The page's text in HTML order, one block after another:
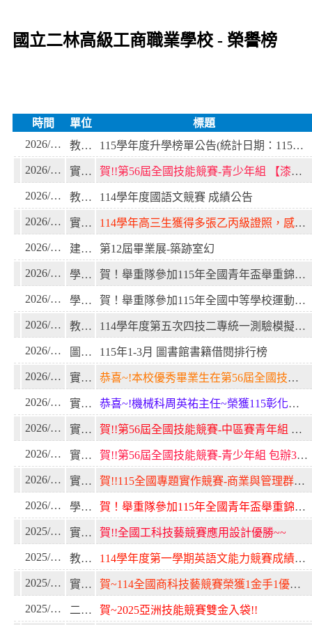
國立二林高級工商職業學校 - 榮譽榜
時間 單位
標題
2026/08/06
教務處 115學年度升學榜單公告(統計日期：115年8月6日)
2026/08/06 實習處 賀!!第56屆全國技能競賽-青少年組 【漆作裝潢】獲金銅雙牌!
2026/06/15 教務處 114學年度國語文競賽 成績公告
2026/05/25 實習處 114學年高三生獲得多張乙丙級證照，感謝昆桐科技給予孩子鼓勵與支持！
2026/05/11 建築科 第12屆畢業展-築跡室幻
2026/04/24 學務處 賀！舉重隊參加115年全國青年盃舉重錦標賽榮獲佳績！
2026/04/24 學務處 賀！舉重隊參加115年全國中等學校運動會榮獲佳績！
2026/04/20 教務處 114學年度第五次四技二專統一測驗模擬考試優秀成績名單
2026/04/10 圖書館 115年1-3月 圖書館書籍借閱排行榜
2026/03/30 實習處 恭喜~!本校優秀畢業生在第56屆全國技能競賽青年組大放異彩~~
2026/03/30 實習處 恭喜~!機械科周英祐主任~榮獲115彰化縣社會優秀青年楷模~
2026/03/30 實習處 賀!!第56屆全國技能競賽-中區賽青年組 抱回多個獎項~
2026/03/26 實習處 賀!!第56屆全國技能競賽-青少年組 包辦3獎項~
2026/03/11 實習處 賀!!115全國專題實作競賽-商業與管理群晉級決賽~~
2026/02/25 學務處 賀！舉重隊參加115年全國青年盃舉重錦標賽榮獲佳績！
2025/12/12 實習處 賀!!全國工科技藝競賽應用設計優勝~~
2025/12/12 教務處 114學年度第一學期英語文能力競賽成績公告
2025/12/08 實習處 賀~114全國商科技藝競賽榮獲1金手1優勝佳績~~~!!
2025/12/01 二林工商 賀~2025亞洲技能競賽雙金入袋!!